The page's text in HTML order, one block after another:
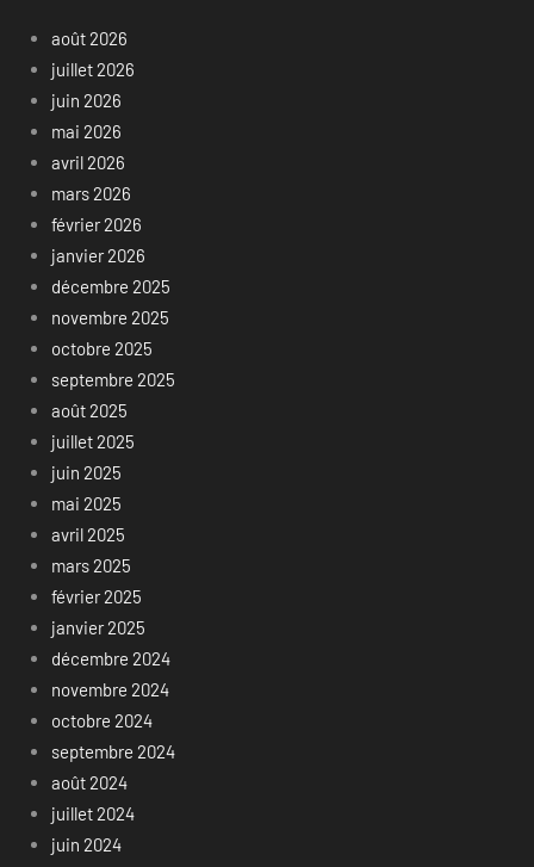
août 2026
juillet 2026
juin 2026
mai 2026
avril 2026
mars 2026
février 2026
janvier 2026
décembre 2025
novembre 2025
octobre 2025
septembre 2025
août 2025
juillet 2025
juin 2025
mai 2025
avril 2025
mars 2025
février 2025
janvier 2025
décembre 2024
novembre 2024
octobre 2024
septembre 2024
août 2024
juillet 2024
juin 2024